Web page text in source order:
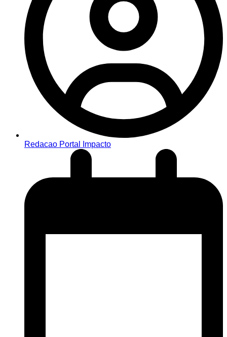
Redacao Portal Impacto